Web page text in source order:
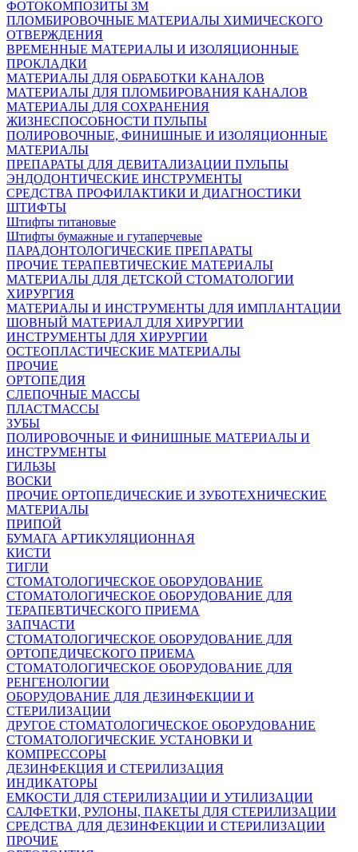
ФОТОКОМПОЗИТЫ 3М
ПЛОМБИРОВОЧНЫЕ МАТЕРИАЛЫ ХИМИЧЕСКОГО
ОТВЕРЖДЕНИЯ
ВРЕМЕННЫЕ МАТЕРИАЛЫ И ИЗОЛЯЦИОННЫЕ
ПРОКЛАДКИ
МАТЕРИАЛЫ ДЛЯ ОБРАБОТКИ КАНАЛОВ
МАТЕРИАЛЫ ДЛЯ ПЛОМБИРОВАНИЯ КАНАЛОВ
МАТЕРИАЛЫ ДЛЯ СОХРАНЕНИЯ
ЖИЗНЕСПОСОБНОСТИ ПУЛЬПЫ
ПОЛИРОВОЧНЫЕ, ФИНИШНЫЕ И ИЗОЛЯЦИОННЫЕ
МАТЕРИАЛЫ
ПРЕПАРАТЫ ДЛЯ ДЕВИТАЛИЗАЦИИ ПУЛЬПЫ
ЭНДОДОНТИЧЕСКИЕ ИНСТРУМЕНТЫ
СРЕДСТВА ПРОФИЛАКТИКИ И ДИАГНОСТИКИ
ШТИФТЫ
Штифты титановые
Штифты бумажные и гутаперчевые
ПАРАДОНТОЛОГИЧЕСКИЕ ПРЕПАРАТЫ
ПРОЧИЕ ТЕРАПЕВТИЧЕСКИЕ МАТЕРИАЛЫ
МАТЕРИАЛЫ ДЛЯ ДЕТСКОЙ СТОМАТОЛОГИИ
ХИРУРГИЯ
МАТЕРИАЛЫ И ИНСТРУМЕНТЫ ДЛЯ ИМПЛАНТАЦИИ
ШОВНЫЙ МАТЕРИАЛ ДЛЯ ХИРУРГИИ
ИНСТРУМЕНТЫ ДЛЯ ХИРУРГИИ
ОСТЕОПЛАСТИЧЕСКИЕ МАТЕРИАЛЫ
ПРОЧИЕ
ОРТОПЕДИЯ
СЛЕПОЧНЫЕ МАССЫ
ПЛАСТМАССЫ
ЗУБЫ
ПОЛИРОВОЧНЫЕ И ФИНИШНЫЕ МАТЕРИАЛЫ И
ИНСТРУМЕНТЫ
ГИЛЬЗЫ
ВОСКИ
ПРОЧИЕ ОРТОПЕДИЧЕСКИЕ И ЗУБОТЕХНИЧЕСКИЕ
МАТЕРИАЛЫ
ПРИПОЙ
БУМАГА АРТИКУЛЯЦИОННАЯ
КИСТИ
ТИГЛИ
СТОМАТОЛОГИЧЕСКОЕ ОБОРУДОВАНИЕ
СТОМАТОЛОГИЧЕСКОЕ ОБОРУДОВАНИЕ ДЛЯ
ТЕРАПЕВТИЧЕСКОГО ПРИЕМА
ЗАПЧАСТИ
СТОМАТОЛОГИЧЕСКОЕ ОБОРУДОВАНИЕ ДЛЯ
ОРТОПЕДИЧЕСКОГО ПРИЕМА
СТОМАТОЛОГИЧЕСКОЕ ОБОРУДОВАНИЕ ДЛЯ
РЕНГЕНОЛОГИИ
ОБОРУДОВАНИЕ ДЛЯ ДЕЗИНФЕКЦИИ И
СТЕРИЛИЗАЦИИ
ДРУГОЕ СТОМАТОЛОГИЧЕСКОЕ ОБОРУДОВАНИЕ
СТОМАТОЛОГИЧЕСКИЕ УСТАНОВКИ И
КОМПРЕССОРЫ
ДЕЗИНФЕКЦИЯ И СТЕРИЛИЗАЦИЯ
ИНДИКАТОРЫ
ЕМКОСТИ ДЛЯ СТЕРИЛИЗАЦИИ И УТИЛИЗАЦИИ
САЛФЕТКИ, РУЛОНЫ, ПАКЕТЫ ДЛЯ СТЕРИЛИЗАЦИИ
СРЕДСТВА ДЛЯ ДЕЗИНФЕКЦИИ И СТЕРИЛИЗАЦИИ
ПРОЧИЕ